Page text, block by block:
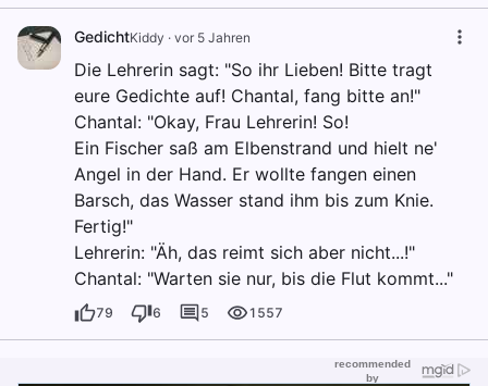
GedichtKiddy · vor 5 Jahren
Die Lehrerin sagt: "So ihr Lieben! Bitte tragt
eure Gedichte auf! Chantal, fang bitte an!"
Chantal: "Okay, Frau Lehrerin! So!
Ein Fischer saß am Elbenstrand und hielt ne'
Angel in der Hand. Er wollte fangen einen
Barsch, das Wasser stand ihm bis zum Knie.
Fertig!"
Lehrerin: "Äh, das reimt sich aber nicht...!"
Chantal: "Warten sie nur, bis die Flut kommt..."
79 6 5 1557